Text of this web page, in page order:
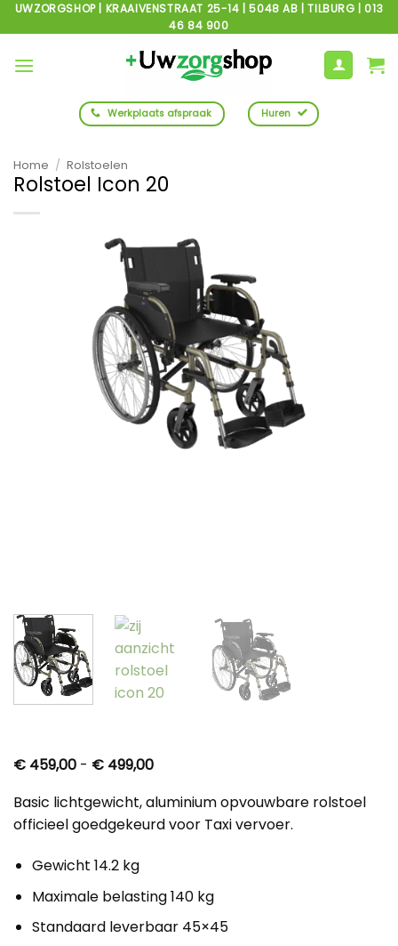
Ga
naar
inhoud
UWZORGSHOP | KRAAIVENSTRAAT 25-14 | 5048 AB | TILBURG | 013
46 84 900
Werkplaats afspraak Huren
Home / Rolstoelen
Rolstoel Icon 20
€ 459,00 - € 499,00Prijsklasse:
tot
€ 499,00
Basic lichtgewicht, aluminium opvouwbare rolstoel
officieel goedgekeurd voor Taxi vervoer.
Gewicht 14.2 kg
Maximale belasting 140 kg
Standaard leverbaar 45×45